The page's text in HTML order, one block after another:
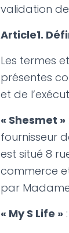
validation
Article1.
Les termes
présentes
et de
« Shesmet »
fournisseur
est situé 8
commerce
par
« My S Life »